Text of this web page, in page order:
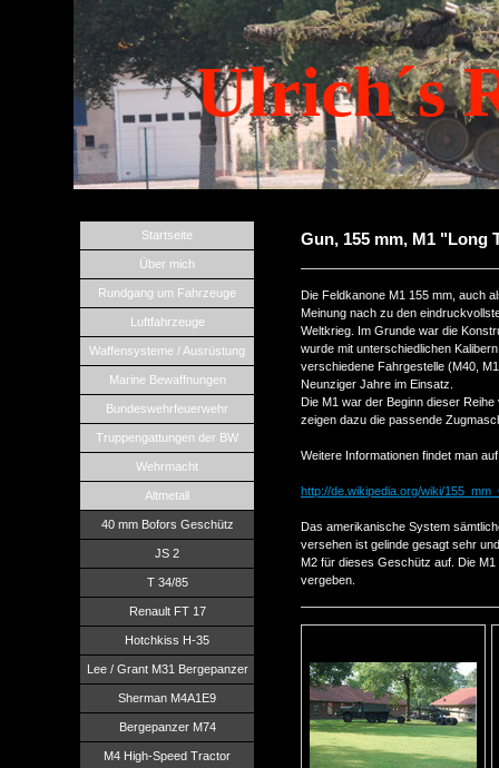
Ulrich´s
Startseite
Über mich
Rundgang um Fahrzeuge
Luftfahrzeuge
Waffensysteme / Ausrüstung
Marine Bewaffnungen
Bundeswehrfeuerwehr
Truppengattungen der BW
Wehrmacht
Altmetall
40 mm Bofors Geschütz
JS 2
T 34/85
Renault FT 17
Hotchkiss H-35
Lee / Grant M31 Bergepanzer
Sherman M4A1E9
Bergepanzer M74
M4 High-Speed Tractor
Gun, 155 mm, M1 "Long
Die Feldkanone M1 155 mm, auch
Meinung nach zu den
Weltkrieg. Im Grunde war die
wurde mit unterschiedlichen
verschiedene Fahrgestelle (M40,
Neunziger Jahre im Einsatz.
Die M1 war der Beginn dieser
zeigen dazu die passende
Weitere Informationen findet man
http://de.wikipedia.org/wiki/
Das amerikanische System
versehen ist gelinde gesagt sehr
M2 für dieses Geschütz auf. Die
vergeben.